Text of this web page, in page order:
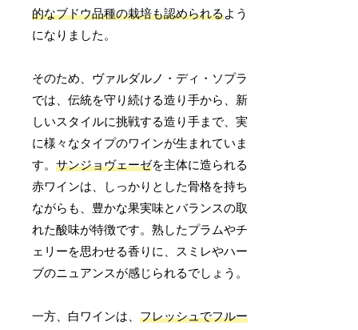
的なブドウ品種の栽培も認められるよう
になりました。
そのため、ヴァルダルノ・ディ・ソプラ
では、伝統を守り続ける造り手から、新
しいスタイルに挑戦する造り手まで、実
に様々なタイプのワインが生まれていま
す。サンジョヴェーゼを主体に造られる
赤ワインは、しっかりとした骨格を持ち
ながらも、豊かな果実味とバランスの取
れた酸味が特徴です。熟したプラムやチ
ェリーを思わせる香りに、スミレやハー
ブのニュアンスが感じられるでしょう。
一方、白ワインは、フレッシュでフルー